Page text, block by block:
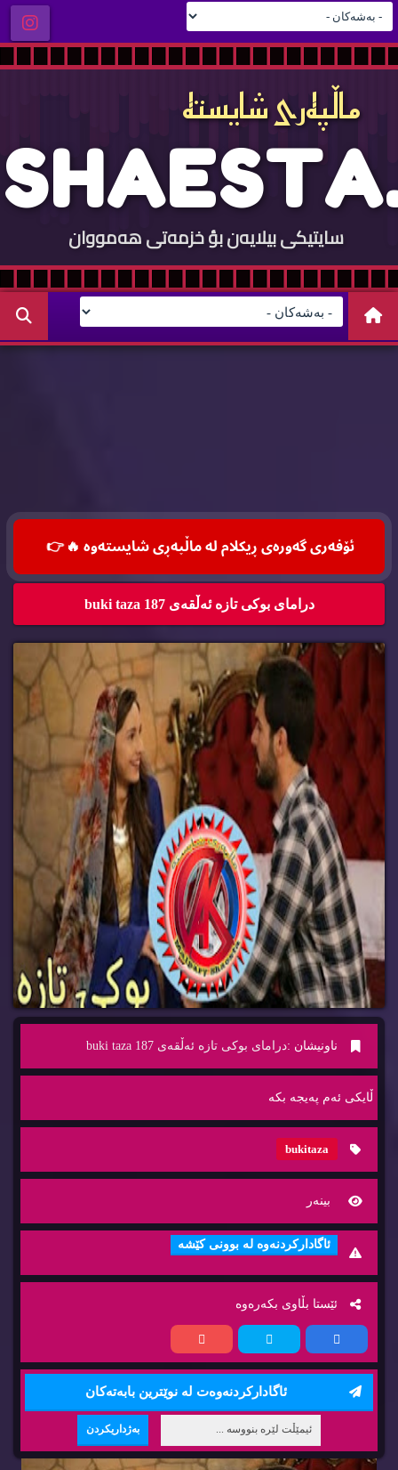
ماڵپه‌ری شایسته‌
SHAESTA.
COM
سایتيكی بيلایه‌ن بؤ خزمه‌تی هه‌مووان
ئۆفه‌ری گه‌وره‌ی ڕیكلام له‌ ماڵپه‌ڕی شایسته‌وه‌ 🔥👉
درامای بوکی تازە ئەڵقەی 187 buki taza
ناونیشان :درامای بوکی تازە ئەڵقەی 187 buki taza
ڵایكی ئه‌م په‌یجه‌ بكه‌
bukitaza
بینه‌ر
ئاگاداركردنه‌وه‌ له‌ بوونی كێشه‌
ئێستا بڵاوی بكه‌ره‌وه‌
ئاگاداركردنه‌وه‌ت له‌ نوێترین بابه‌ته‌كان